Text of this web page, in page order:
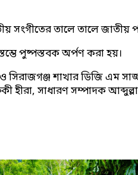
সংগীতের তালে তালে
পুষ্পস্তবক অর্পণ করা হয়।
সিরাজগঞ্জ শাখার ডিজি এম
সাধারণ সম্পাদক